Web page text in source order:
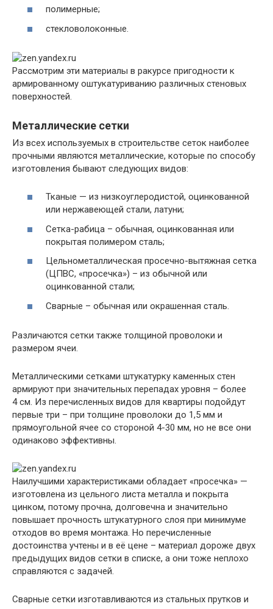
полимерные;
стекловолоконные.
Рассмотрим эти материалы в ракурсе пригодности к
армированному оштукатуриванию различных стеновых
поверхностей.
Металлические сетки
Из всех используемых в строительстве сеток наиболее
прочными являются металлические, которые по способу
изготовления бывают следующих видов:
Тканые — из низкоуглеродистой, оцинкованной
или нержавеющей стали, латуни;
Сетка-рабица – обычная, оцинкованная или
покрытая полимером сталь;
Цельнометаллическая просечно-вытяжная сетка
(ЦПВС, «просечка») – из обычной или
оцинкованной стали;
Сварные – обычная или окрашенная сталь.
Различаются сетки также толщиной проволоки и
размером ячеи.
Металлическими сетками штукатурку каменных стен
армируют при значительных перепадах уровня – более
4 см. Из перечисленных видов для квартиры подойдут
первые три – при толщине проволоки до 1,5 мм и
прямоугольной ячее со стороной 4-30 мм, но не все они
одинаково эффективны.
Наилучшими характеристиками обладает «просечка» —
изготовлена из цельного листа металла и покрыта
цинком, потому прочна, долговечна и значительно
повышает прочность штукатурного слоя при минимуме
отходов во время монтажа. Но перечисленные
достоинства учтены и в её цене – материал дороже двух
предыдущих видов сетки в списке, а они тоже неплохо
справляются с задачей.
Сварные сетки изготавливаются из стальных прутков и